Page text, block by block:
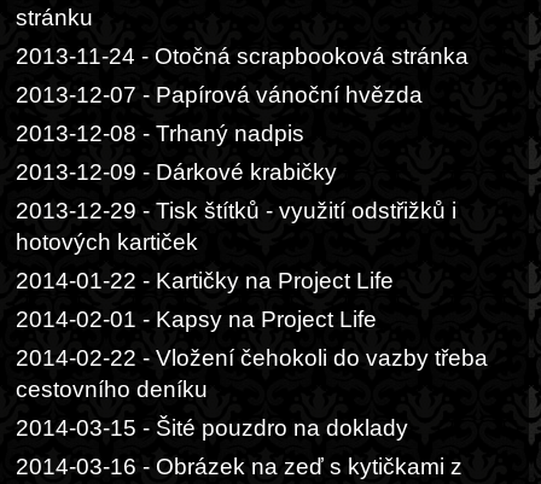
stránku
2013-11-24 - Otočná scrapbooková stránka
2013-12-07 - Papírová vánoční hvězda
2013-12-08 - Trhaný nadpis
2013-12-09 - Dárkové krabičky
2013-12-29 - Tisk štítků - využití odstřižků i
hotových kartiček
2014-01-22 - Kartičky na Project Life
2014-02-01 - Kapsy na Project Life
2014-02-22 - Vložení čehokoli do vazby třeba
cestovního deníku
2014-03-15 - Šité pouzdro na doklady
2014-03-16 - Obrázek na zeď s kytičkami z